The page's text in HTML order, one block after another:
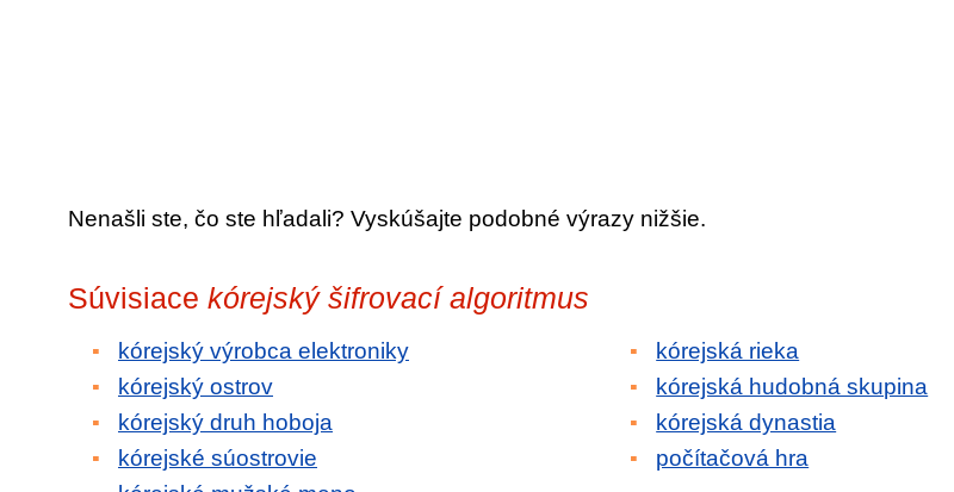
Nenašli ste, čo ste hľadali? Vyskúšajte podobné výrazy nižšie.
Súvisiace kórejský šifrovací algoritmus
kórejský výrobca elektroniky
kórejský ostrov
kórejský druh hoboja
kórejské súostrovie
kórejská rieka
kórejská hudobná skupina
kórejská dynastia
počítačová hra